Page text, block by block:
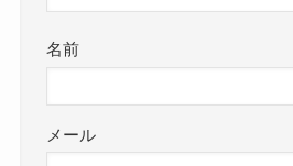
名前
メール